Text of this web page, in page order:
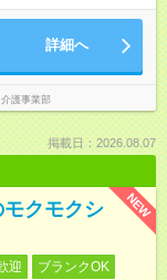
詳細へ
護事業部
掲載日：2026.08.07
NEW
モクモクシ
迎
ブランクOK